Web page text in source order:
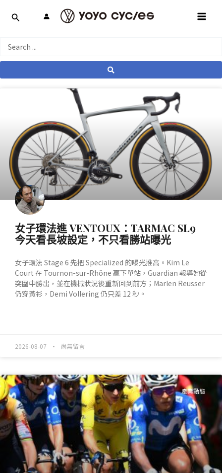
Search
女子環法進 VENTOUX：TARMAC SL9
今天看長坡設定，不只看勝站曝光
女子環法 Stage 6 先把 Specialized 的曝光推高。Kim Le
Court 在 Tournon-sur-Rhône 贏下單站，Guardian 報導她從
突圍中勝出，並在機械狀況後重新回到前方；Marlen Reusser
仍穿黃衫，Demi Vollering 仍只差 12 秒。
2026-08-07 尚無留言
產業動態